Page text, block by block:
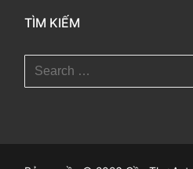
TÌM KIẾM
Tìm
kiếm